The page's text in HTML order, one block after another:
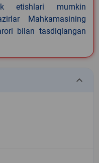
etishlari mumkin
Mahkamasining
bilan tasdiqlangan
keyboard_arrow_down